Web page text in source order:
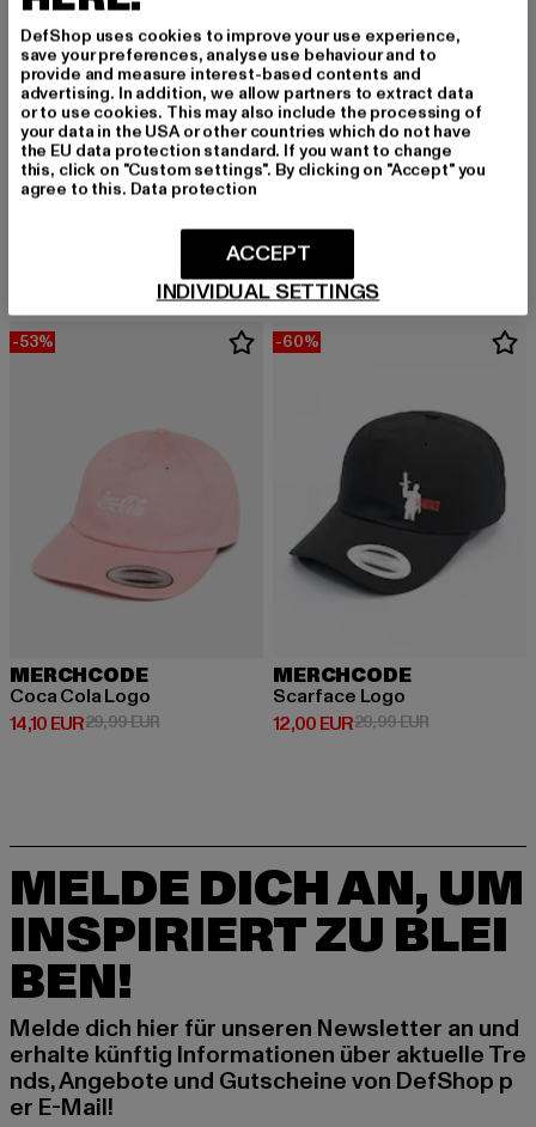
MERCHCODE
Derzeitiger Preis: 29,87 EURAktionspreis: 35,99 EUR
MERCHCODE
-53%
MERCHCODE
Coca Cola Logo
14,10 EUR
Derzeitiger Preis: 14,10 EUR
29,99 EURAktionspreis: 29,99 EUR
-60%
MERCHCODE
Scarface Logo
12,00 EUR
Derzeitiger Preis: 12,00 EUR
29,99 EURAktionspreis:
MELDE DICH AN, UM
INSPIRIERT ZU BLEI
BEN!
Melde dich hier für unseren Newsletter an und
erhalte künftig Informationen über aktuelle Tre
nds, Angebote und Gutscheine von DefShop p
er E-Mail!
DefShop uses cookies to improve your use experience,
save your preferences, analyse use behaviour and to
provide and measure interest-based contents and
advertising. In addition, we allow partners to extract data
or to use cookies. This may also include the processing of
your data in the USA or other countries which do not have
the EU data protection standard. If you want to change
this, click on "Custom settings". By clicking on "Accept" you
agree to this. Data protection
INDIVIDUAL SETTINGS
ACCEPT